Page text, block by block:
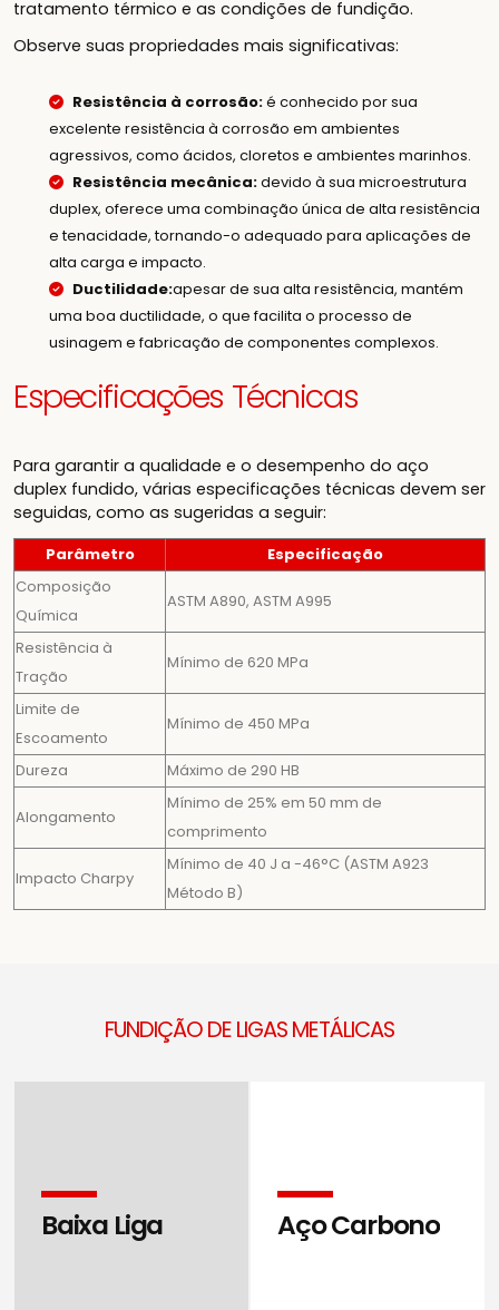
tratamento térmico e as condições de fundição.
Observe suas propriedades mais significativas:
Resistência à corrosão:é conhecido por sua
excelente resistência à corrosão em ambientes
agressivos, como ácidos, cloretos e ambientes marinhos.
Resistência mecânica:devido à sua microestrutura
duplex, oferece uma combinação única de alta resistência
e tenacidade, tornando-o adequado para aplicações de
alta carga e impacto.
Ductilidade:apesar de sua alta resistência, mantém
uma boa ductilidade, o que facilita o processo de
usinagem e fabricação de componentes complexos.
Especificações Técnicas
Para garantir a qualidade e o desempenho do aço
duplex fundido, várias especificações técnicas devem ser
seguidas, como as sugeridas a seguir:
Parâmetro
Especificação
Composição
Química
ASTM A890, ASTM A995
Resistência à
Tração
Mínimo de 620 MPa
Limite de
Escoamento
Mínimo de 450 MPa
Dureza Máximo de 290 HB
Alongamento
Mínimo de 25% em 50 mm de
comprimento
Impacto Charpy
Mínimo de 40 J a -46°C (ASTM A923
Método B)
FUNDIÇÃO DE LIGAS METÁLICAS
Baixa Liga Aço Carbono